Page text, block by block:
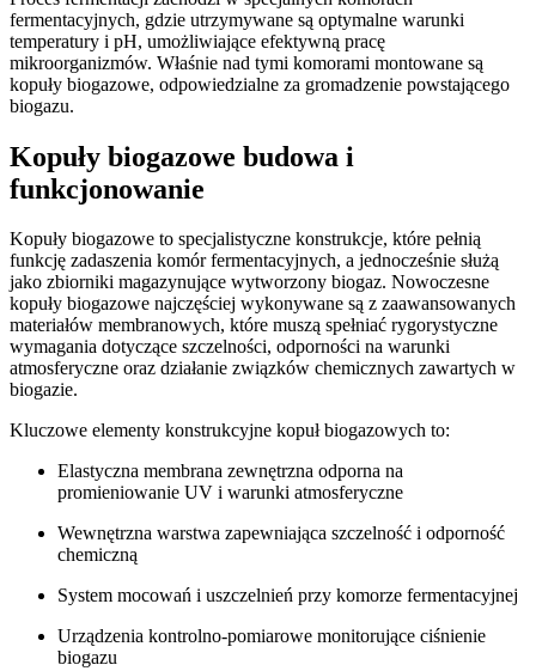
fermentacyjnych, gdzie utrzymywane są optymalne warunki
temperatury i pH, umożliwiające efektywną pracę
mikroorganizmów. Właśnie nad tymi komorami montowane są
kopuły biogazowe, odpowiedzialne za gromadzenie powstającego
biogazu.
Kopuły biogazowe budowa i
funkcjonowanie
Kopuły biogazowe to specjalistyczne konstrukcje, które pełnią
funkcję zadaszenia komór fermentacyjnych, a jednocześnie służą
jako zbiorniki magazynujące wytworzony biogaz. Nowoczesne
kopuły biogazowe najczęściej wykonywane są z zaawansowanych
materiałów membranowych, które muszą spełniać rygorystyczne
wymagania dotyczące szczelności, odporności na warunki
atmosferyczne oraz działanie związków chemicznych zawartych w
biogazie.
Kluczowe elementy konstrukcyjne kopuł biogazowych to:
Elastyczna membrana zewnętrzna odporna na
promieniowanie UV i warunki atmosferyczne
Wewnętrzna warstwa zapewniająca szczelność i odporność
chemiczną
System mocowań i uszczelnień przy komorze fermentacyjnej
Urządzenia kontrolno-pomiarowe monitorujące ciśnienie
biogazu